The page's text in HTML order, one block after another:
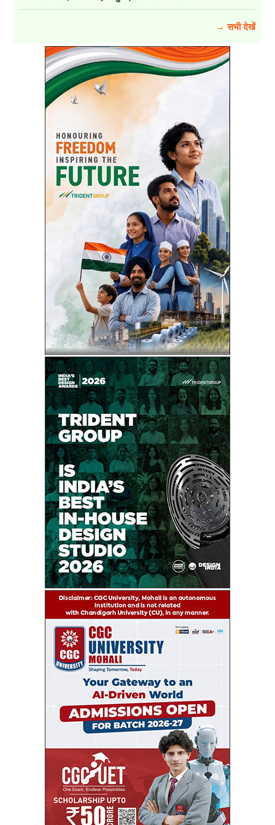
→ सभी देखें